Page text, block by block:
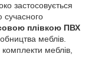
застосовується
сучасного
плівкою ПВХ
меблів.
меблів,
рішення та